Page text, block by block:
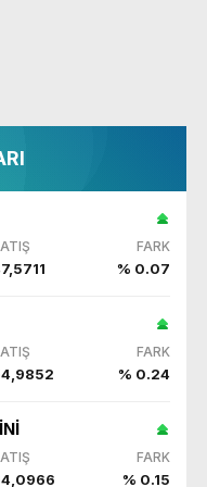
FARK
% 0.07
FARK
% 0.24
FARK
% 0.15